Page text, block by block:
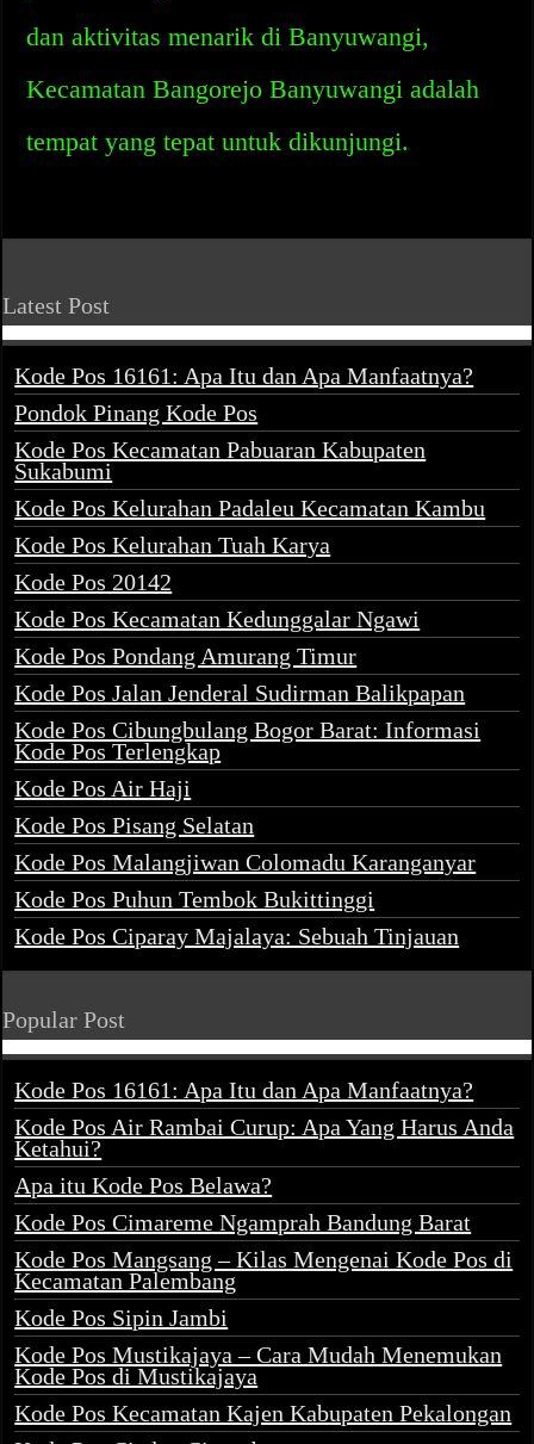
dan aktivitas menarik di Banyuwangi,
Kecamatan Bangorejo Banyuwangi adalah
tempat yang tepat untuk dikunjungi.
Latest Post
Kode Pos 16161: Apa Itu dan Apa Manfaatnya?
Pondok Pinang Kode Pos
Kode Pos Kecamatan Pabuaran Kabupaten
Sukabumi
Kode Pos Kelurahan Padaleu Kecamatan Kambu
Kode Pos Kelurahan Tuah Karya
Kode Pos 20142
Kode Pos Kecamatan Kedunggalar Ngawi
Kode Pos Pondang Amurang Timur
Kode Pos Jalan Jenderal Sudirman Balikpapan
Kode Pos Cibungbulang Bogor Barat: Informasi
Kode Pos Terlengkap
Kode Pos Air Haji
Kode Pos Pisang Selatan
Kode Pos Malangjiwan Colomadu Karanganyar
Kode Pos Puhun Tembok Bukittinggi
Kode Pos Ciparay Majalaya: Sebuah Tinjauan
Popular Post
Kode Pos 16161: Apa Itu dan Apa Manfaatnya?
Kode Pos Air Rambai Curup: Apa Yang Harus Anda
Ketahui?
Apa itu Kode Pos Belawa?
Kode Pos Cimareme Ngamprah Bandung Barat
Kode Pos Mangsang – Kilas Mengenai Kode Pos di
Kecamatan Palembang
Kode Pos Sipin Jambi
Kode Pos Mustikajaya – Cara Mudah Menemukan
Kode Pos di Mustikajaya
Kode Pos Kecamatan Kajen Kabupaten Pekalongan